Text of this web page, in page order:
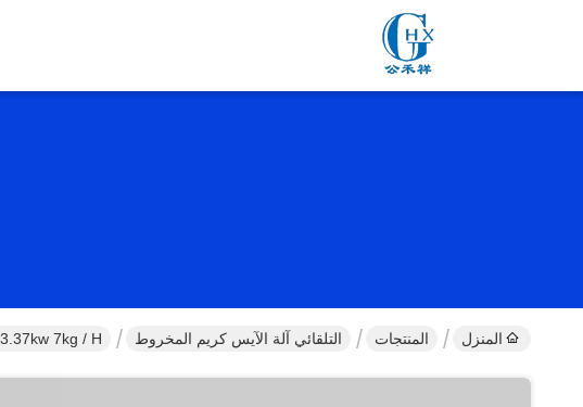
المنزل المنتجات التلقائي آلة الآيس كريم المخروط 3.37kw 7kg / H التلقائي الآيس كريم المخروط آلة الخبز نوع الفرن